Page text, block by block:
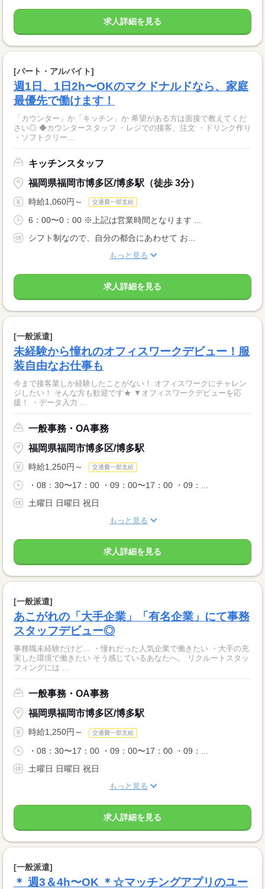
求人詳細を見る
[パート・アルバイト]
週1日、1日2h〜OKのマクドナルドなら、家庭
最優先で働けます！
「カウンター」か「キッチン」か 希望がある方は面接で教えてくだ
さい◎ ◆カウンタースタッフ ・レジでの接客、注文 ・ドリンク作り
・ソフトクリー...
キッチンスタッフ
福岡県福岡市博多区/博多駅（徒歩 3分）
時給1,060円～ 交通費一部支給
6：00〜0：00 ※上記は営業時間となります ...
シフト制なので、自分の都合にあわせて お...
もっと見る
求人詳細を見る
[一般派遣]
未経験から憧れのオフィスワークデビュー！服
装自由なお仕事も
今まで接客業しか経験したことがない！ オフィスワークにチャレン
ジしたい！ そんな方も歓迎です★ ▼オフィスワークデビューを応
援！ ・データ入力 ...
一般事務・OA事務
福岡県福岡市博多区/博多駅
時給1,250円～ 交通費一部支給
・08：30〜17：00 ・09：00〜17：00 ・09：...
土曜日 日曜日 祝日
もっと見る
求人詳細を見る
[一般派遣]
あこがれの「大手企業」「有名企業」にて事務
スタッフデビュー◎
事務職未経験だけど… ・憧れだった人気企業で働きたい ・大手の充
実した環境で働きたい そう感じているあなたへ。 リクルートスタッ
フィングには ...
一般事務・OA事務
福岡県福岡市博多区/博多駅
時給1,250円～ 交通費一部支給
・08：30〜17：00 ・09：00〜17：00 ・09：...
土曜日 日曜日 祝日
もっと見る
求人詳細を見る
[一般派遣]
＊ 週3＆4h〜OK ＊☆マッチングアプリのユー